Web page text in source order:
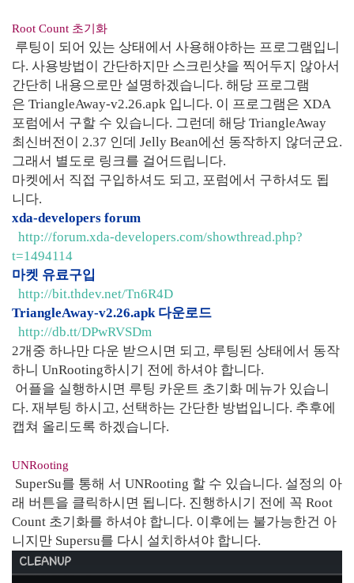
Root Count 초기화
루팅이 되어 있는 상태에서 사용해야하는 프로그램입니
다. 사용방법이 간단하지만 스크린샷을 찍어두지 않아서
간단히 내용으로만 설명하겠습니다. 해당 프로그램
은 TriangleAway-v2.26.apk 입니다. 이 프로그램은 XDA
포럼에서 구할 수 있습니다. 그런데 해당 TriangleAway
최신버전이 2.37 인데 Jelly Bean에선 동작하지 않더군요.
그래서 별도로 링크를 걸어드립니다.
마켓에서 직접 구입하셔도 되고, 포럼에서 구하셔도 됩
니다.
xda-developers forum
http://forum.xda-developers.com/showthread.php?
t=1494114
마켓 유료구입
http://bit.thdev.net/Tn6R4D
TriangleAway-v2.26.apk 다운로드
http://db.tt/DPwRVSDm
2개중 하나만 다운 받으시면 되고, 루팅된 상태에서 동작
하니 UnRooting하시기 전에 하셔야 합니다.
어플을 실행하시면 루팅 카운트 초기화 메뉴가 있습니
다. 재부팅 하시고, 선택하는 간단한 방법입니다. 추후에
캡쳐 올리도록 하겠습니다.
UNRooting
SuperSu를 통해 서 UNRooting 할 수 있습니다. 설정의 아
래 버튼을 클릭하시면 됩니다. 진행하시기 전에 꼭 Root
Count 초기화를 하셔야 합니다. 이후에는 불가능한건 아
니지만 Supersu를 다시 설치하셔야 합니다.